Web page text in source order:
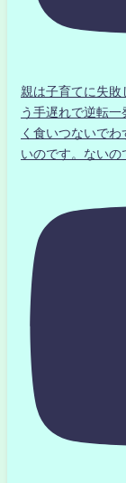
親は子育てに失敗
う手遅れで逆転一
く食いつないで
いのです。ないの